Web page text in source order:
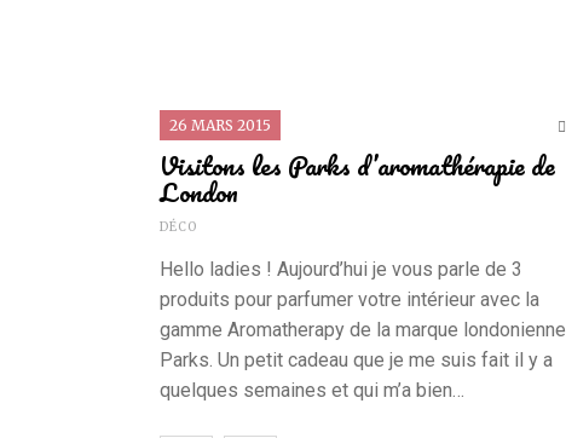
26 MARS 2015
Visitons les Parks d’aromathérapie de
London
DÉCO
Hello ladies ! Aujourd’hui je vous parle de 3
produits pour parfumer votre intérieur avec la
gamme Aromatherapy de la marque londonienne
Parks. Un petit cadeau que je me suis fait il y a
quelques semaines et qui m’a bien…